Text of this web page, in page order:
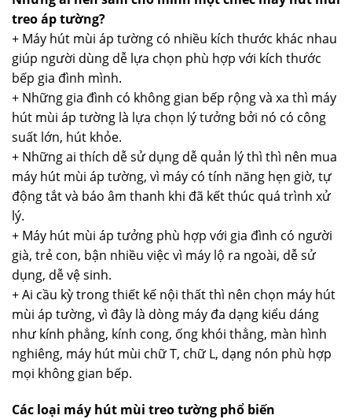
treo áp tường?
+ Máy hút mùi áp tường có nhiều kích thước khác nhau
giúp người dùng dễ lựa chọn phù hợp với kích thước
bếp gia đình mình.
+ Những gia đình có không gian bếp rộng và xa thì máy
hút mùi áp tường là lựa chọn lý tưởng bởi nó có công
suất lớn, hút khỏe.
+ Những ai thích dễ sử dụng dễ quản lý thì thì nên mua
máy hút mùi áp tường, vì máy có tính năng hẹn giờ, tự
động tắt và báo âm thanh khi đã kết thúc quá trình xử
lý.
+ Máy hút mùi áp tưởng phù hợp với gia đình có người
già, trẻ con, bận nhiều việc vì máy lộ ra ngoài, dễ sử
dụng, dễ vệ sinh.
+ Ai cầu kỳ trong thiết kế nội thất thì nên chọn máy hút
mùi áp tường, vì đây là dòng máy đa dạng kiểu dáng
như kính phẳng, kính cong, ống khói thẳng, màn hình
nghiêng, máy hút mùi chữ T, chữ L, dạng nón phù hợp
mọi không gian bếp.
Các loại máy hút mùi treo tường phổ biến